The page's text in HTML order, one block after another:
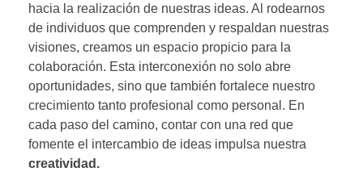
hacia la realización de nuestras ideas. Al rodearnos
de individuos que comprenden y respaldan nuestras
visiones, creamos un espacio propicio para la
colaboración. Esta interconexión no solo abre
oportunidades, sino que también fortalece nuestro
crecimiento tanto profesional como personal. En
cada paso del camino, contar con una red que
fomente el intercambio de ideas impulsa nuestra
creatividad.